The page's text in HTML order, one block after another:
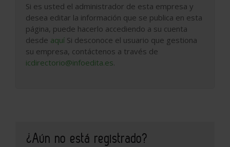
Si es usted el administrador de esta empresa y
desea editar la información que se publica en esta
página, puede hacerlo accediendo a su cuenta
desde aquí Si desconoce el usuario que gestiona
su empresa, contáctenos a través de
icdirectorio@infoedita.es.
¿Aún no está registrado?